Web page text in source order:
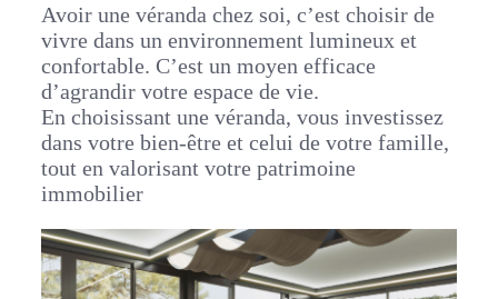
Avoir une véranda chez soi, c’est choisir de
vivre dans un environnement lumineux et
confortable. C’est un moyen efficace
d’agrandir votre espace de vie.
En choisissant une véranda, vous investissez
dans votre bien-être et celui de votre famille,
tout en valorisant votre patrimoine
immobilier